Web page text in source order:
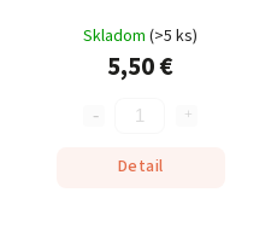
Skladom(>5 ks)
5,50 €
Detail